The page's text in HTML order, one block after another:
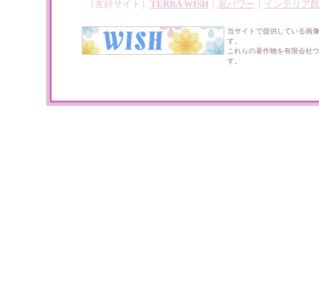
［友好サイト］ TERRA WISH｜ 炭パワー インテリア館
当サイトで提供している画
す。
これらの著作物を有限会社
す。